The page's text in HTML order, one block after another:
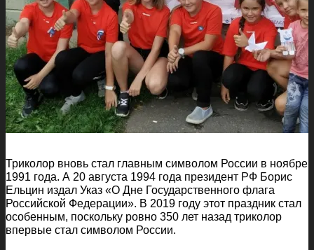
Триколор вновь стал главным символом России в ноябре
1991 года. А 20 августа 1994 года президент РФ Борис
Ельцин издал Указ «О Дне Государственного флага
Российской Федерации». В 2019 году этот праздник стал
особенным, поскольку ровно 350 лет назад триколор
впервые стал символом России.